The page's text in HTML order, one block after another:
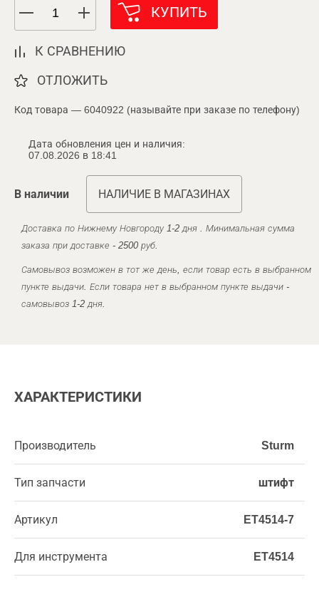
КУПИТЬ
К СРАВНЕНИЮ
ОТЛОЖИТЬ
Код товара — 6040922 (называйте при заказе по телефону)
Дата обновления цен и наличия:
07.08.2026 в 18:41
В наличии НАЛИЧИЕ В МАГАЗИНАХ
Доставка по Нижнему Новгороду 1-2 дня . Минимальная сумма
заказа при доставке - 2500 руб.
Самовывоз возможен в тот же день, если товар есть в выбранном
пункте выдачи. Если товара нет в выбранном пункте выдачи -
самовывоз 1-2 дня.
ХАРАКТЕРИСТИКИ
Производитель Sturm
Тип запчасти штифт
Артикул ET4514-7
Для инструмента ET4514